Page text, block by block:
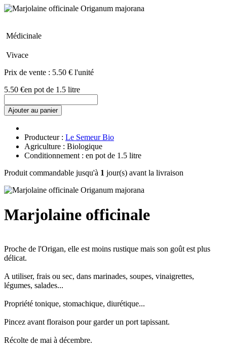
Médicinale
Vivace
Prix de vente : 5.50 € l'unité
5.50 €en pot de 1.5 litre
Ajouter au panier
Producteur : Le Semeur Bio
Agriculture : Biologique
Conditionnement : en pot de 1.5 litre
Produit commandable jusqu'à 1 jour(s) avant la livraison
Marjolaine officinale
Proche de l'Origan, elle est moins rustique mais son goût est plus
délicat.
A utiliser, frais ou sec, dans marinades, soupes, vinaigrettes,
légumes, salades...
Propriété tonique, stomachique, diurétique...
Pincez avant floraison pour garder un port tapissant.
Récolte de mai à décembre.